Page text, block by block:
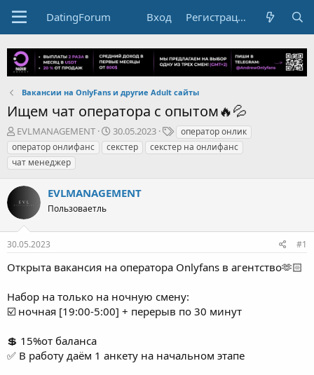
DatingForum Вход Регистрация
Вакансии на OnlyFans и другие Adult сайты
Ищем чат оператора с опытом🔥💦
А
в
т
о
р
е
м
ы
EVLMANAGEMENT
Д
а
т
а
ч
30.05.2023
Т
е
г
и
оператор онлик
оператор онлифанс
секстер
секстер на онлифанс
чат менеджер
Пользоваетль
30.05.2023
Открыта вакансия на оператора Onlyfans в агентство🫶🏻
☑️ ночная [19:00-5:00] + перерыв по 30 минут
✅ В работу даём 1 анкету на начальном этапе